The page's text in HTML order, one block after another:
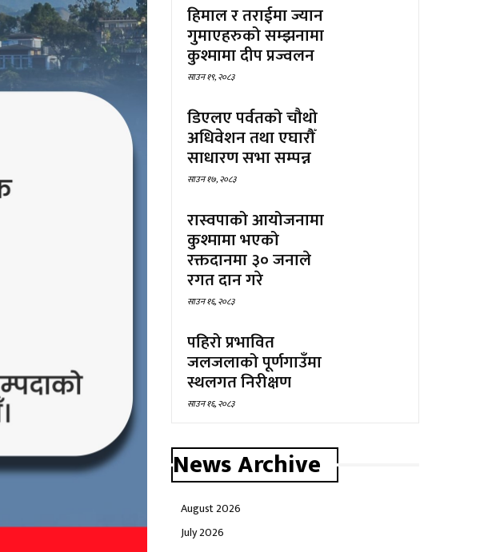
हिमाल र तराईमा ज्यान
गुमाएहरुको सम्झनामा
कुश्मामा दीप प्रज्वलन
साउन १९, २०८३
डिएलए पर्वतको चौथो
अधिवेशन तथा एघारौँ
साधारण सभा सम्पन्न
साउन १७, २०८३
रास्वपाको आयोजनामा
कुश्मामा भएको
रक्तदानमा ३० जनाले
रगत दान गरे
साउन १६, २०८३
पहिरो प्रभावित
जलजलाको पूर्णगाउँमा
स्थलगत निरीक्षण
साउन १६, २०८३
News Archive
August 2026
July 2026